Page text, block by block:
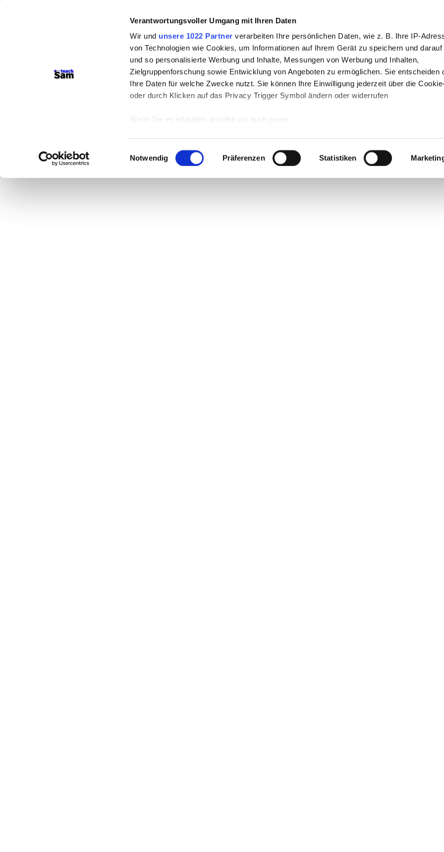
Verantwortungsvoller Umgang mit Ihren Daten
Wir und unsere 1022 Partner verarbeiten Ihre persönlichen Daten, wie z. B. Ihre IP-
von Technologien wie Cookies, um Informationen auf Ihrem Gerät zu speichern und
und so personalisierte Werbung und Inhalte, Messungen von Werbung und Inhalten,
Zielgruppenforschung sowie Entwicklung von Angeboten zu ermöglichen. Sie entscheiden
Ihre Daten für welche Zwecke nutzt. Sie können Ihre Einwilligung jederzeit über die
oder durch Klicken auf das Privacy Trigger Symbol ändern oder widerrufen
Wenn Sie es erlauben, würden wir auch gerne:
Ihr Gerät durch aktives Scannen nach bestimmten Merkmalen (Fingerprinting)
Erfahren Sie mehr darüber, wie Ihre persönlichen Daten verarbeitet werden, und legen Sie
Präferenzen imAbschnitt Einzelheitenfest.
Einwilligungsauswahl
Notwendig Präferenzen Statistiken